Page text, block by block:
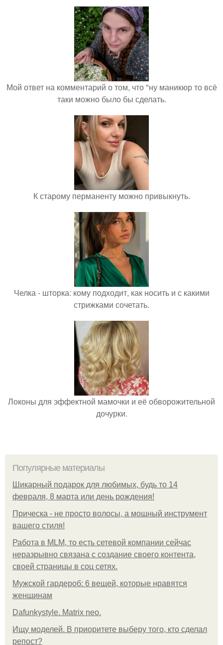
Мой ответ на комментарий о том, что "ну маникюр то всё
таки можно было бы сделать.
К старому перманенту можно привыкнуть.
Челка - шторка: кому подходит, как носить и с какими
стрижками сочетать.
Локоны для эффектной мамочки и её обворожительной
дочурки.
Популярные материалы
Шикарный подарок для любимых, будь то 14
февраля, 8 марта или день рождения!
Прическа - не просто волосы, а мощный инструмент
вашего стиля!
Работа в MLM, то есть сетевой компании сейчас
неразрывно связана с создание своего контента,
своей страницы в соц сетях.
Мужской гардероб: 6 вещей, которые нравятся
женщинам
Dafunkystyle. Matrix neo.
Ищу моделей. В приоритете выберу того, кто сделал
репост?